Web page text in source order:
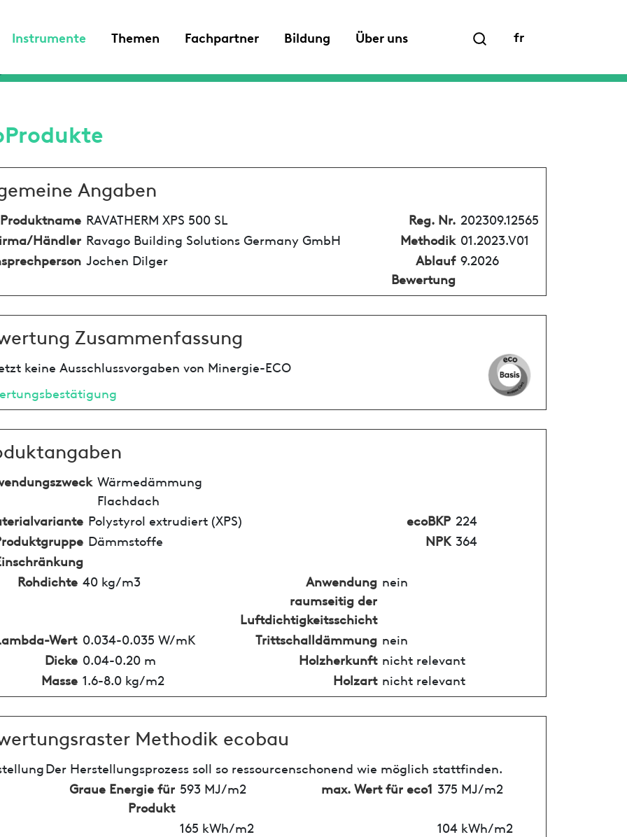
Instrumente Themen Fachpartner Bildung Über uns fr
Angaben
Produktname RAVATHERM XPS 500 SL Reg. Nr. 202309.12565
Händler Ravago Building Solutions Germany GmbH Methodik 01.2023.V01
Jochen Dilger
Ablauf
Bewertung
9.2026
Zusammenfassung
keine Ausschlussvorgaben von Minergie-ECO
Wärmedämmung
Flachdach
Polystyrol extrudiert (XPS) ecoBKP 224
Dämmstoffe NPK 364
Rohdichte 40 kg/m3
Anwendung
raumseitig der
Luftdichtigkeitsschicht
nein
Wert 0.034-0.035 W/mK Trittschalldämmung nein
Dicke 0.04-0.20 m Holzherkunft nicht relevant
Masse 1.6-8.0 kg/m2 Holzart nicht relevant
Methodik ecobau
Der Herstellungsprozess soll so ressourcenschonend wie möglich stattfinden.
Graue Energie für
Produkt
593 MJ/m2 max. Wert für eco1 375 MJ/m2
165 kWh/m2
104 kWh/m2